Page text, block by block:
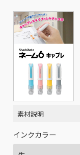
素材説明
インクカラー